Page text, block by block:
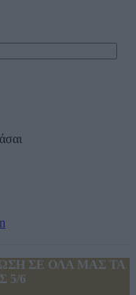
ΣΕ ΟΛΑ ΜΑΣ ΤΑ
5/6